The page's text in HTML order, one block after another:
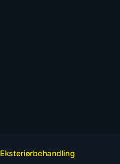
Eksteriørbehandling